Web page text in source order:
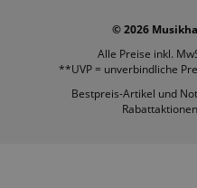
© 2026
Alle Preise inkl.
**UVP = unverbindliche
Bestpreis-Artikel und